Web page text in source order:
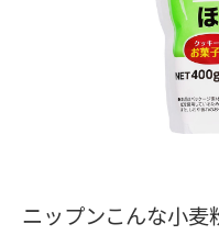
ニップンこんな小麦